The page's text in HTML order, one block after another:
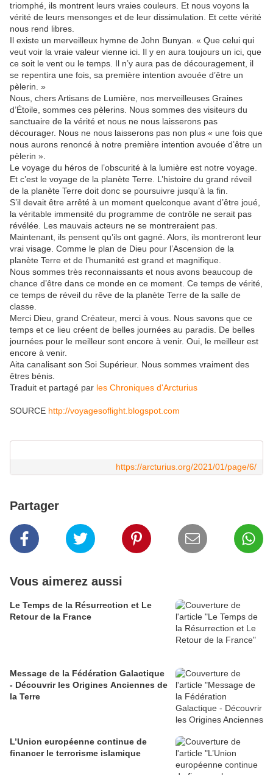
triomphé, ils montrent leurs vraies couleurs. Et nous voyons la
vérité de leurs mensonges et de leur dissimulation. Et cette vérité
nous rend libres.
Il existe un merveilleux hymne de John Bunyan. « Que celui qui
veut voir la vraie valeur vienne ici. Il y en aura toujours un ici, que
ce soit le vent ou le temps. Il n’y aura pas de découragement, il
se repentira une fois, sa première intention avouée d’être un
pèlerin. »
Nous, chers Artisans de Lumière, nos merveilleuses Graines
d’Étoile, sommes ces pèlerins. Nous sommes des visiteurs du
sanctuaire de la vérité et nous ne nous laisserons pas
décourager. Nous ne nous laisserons pas non plus « une fois que
nous aurons renoncé à notre première intention avouée d’être un
pèlerin ».
Le voyage du héros de l’obscurité à la lumière est notre voyage.
Et c’est le voyage de la planète Terre. L’histoire du grand réveil
de la planète Terre doit donc se poursuivre jusqu’à la fin.
S’il devait être arrêté à un moment quelconque avant d’être joué,
la véritable immensité du programme de contrôle ne serait pas
révélée. Les mauvais acteurs ne se montreraient pas.
Maintenant, ils pensent qu’ils ont gagné. Alors, ils montreront leur
vrai visage. Comme le plan de Dieu pour l’Ascension de la
planète Terre et de l’humanité est grand et magnifique.
Nous sommes très reconnaissants et nous avons beaucoup de
chance d’être dans ce monde en ce moment. Ce temps de vérité,
ce temps de réveil du rêve de la planète Terre de la salle de
classe.
Merci Dieu, grand Créateur, merci à vous. Nous savons que ce
temps et ce lieu créent de belles journées au paradis. De belles
journées pour le meilleur sont encore à venir. Oui, le meilleur est
encore à venir.
Aita canalisant son Soi Supérieur. Nous sommes vraiment des
êtres bénis.
Traduit et partagé par les Chroniques d'Arcturius
SOURCE http://voyagesoflight.blogspot.com
https://arcturius.org/2021/01/page/6/
Partager
Vous aimerez aussi
Le Temps de la Résurrection et Le
Retour de la France
Message de la Fédération Galactique
- Découvrir les Origines Anciennes de
la Terre
L’Union européenne continue de
financer le terrorisme islamique